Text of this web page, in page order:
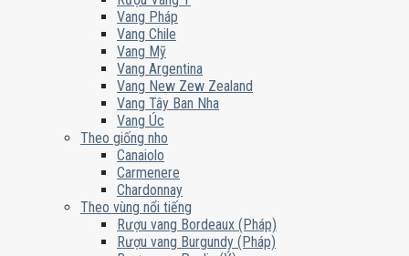
Vang Pháp
Vang Chile
Vang Mỹ
Vang Argentina
Vang New Zew Zealand
Vang Tây Ban Nha
Vang Úc
Theo giống nho
Canaiolo
Carmenere
Chardonnay
Theo vùng nổi tiếng
Rượu vang Bordeaux (Pháp)
Rượu vang Burgundy (Pháp)